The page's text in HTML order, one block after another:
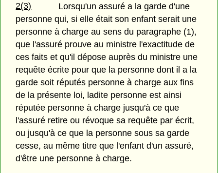
2(3)
Lorsqu'un assuré a la garde d'une
personne qui, si elle était son enfant serait une
personne à charge au sens du paragraphe (1),
que l'assuré prouve au ministre l'exactitude de
ces faits et qu'il dépose auprès du ministre une
requête écrite pour que la personne dont il a la
garde soit réputés personne à charge aux fins
de la présente loi, ladite personne est ainsi
réputée personne à charge jusqu'à ce que
l'assuré retire ou révoque sa requête par écrit,
ou jusqu'à ce que la personne sous sa garde
cesse, au même titre que l'enfant d'un assuré,
d'être une personne à charge.